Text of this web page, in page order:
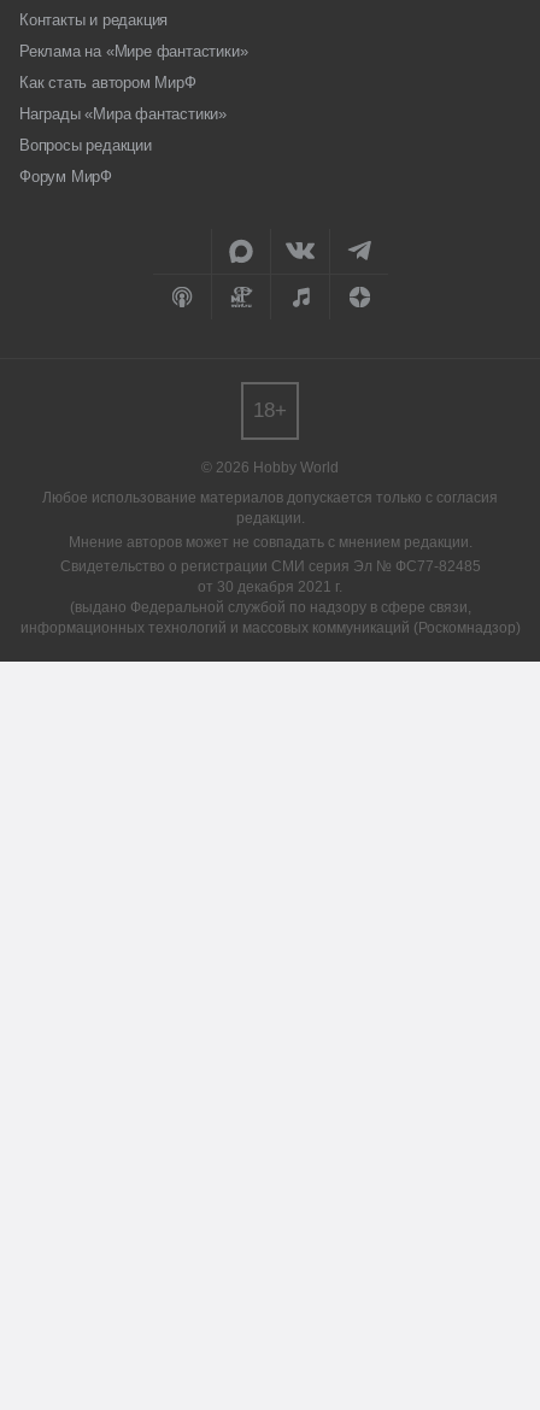
Контакты и редакция
Реклама на «Мире фантастики»
Как стать автором МирФ
Награды «Мира фантастики»
Вопросы редакции
Форум МирФ
© 2026 Hobby World
Любое использование материалов допускается только с согласия
редакции.
Мнение авторов может не совпадать с мнением редакции.
Свидетельство о регистрации СМИ серия Эл № ФС77-82485
от 30 декабря 2021 г.
(выдано Федеральной службой по надзору в сфере связи,
информационных технологий и массовых коммуникаций (Роскомнадзор)
18+